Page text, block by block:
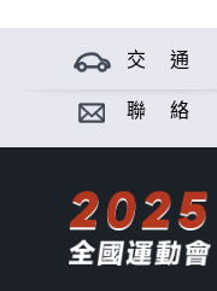
交 通
聯 絡